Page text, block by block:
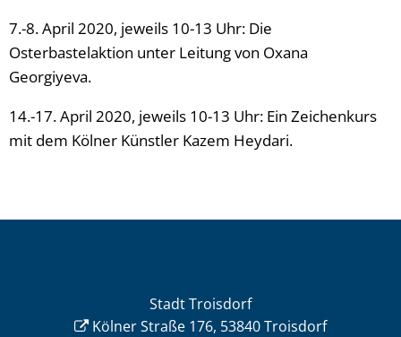
7.-8. April 2020, jeweils 10-13 Uhr: Die
Osterbastelaktion unter Leitung von Oxana
Georgiyeva.
14.-17. April 2020, jeweils 10-13 Uhr: Ein Zeichenkurs
mit dem Kölner Künstler Kazem Heydari.
Stadt Troisdorf
Kölner Straße 176, 53840 Troisdorf